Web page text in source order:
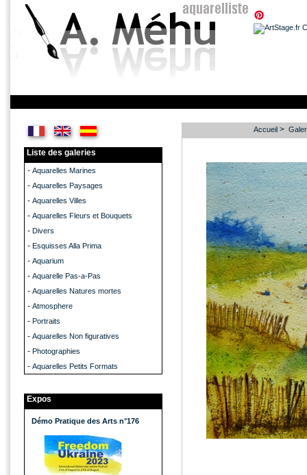
Liste des galeries
- Aquarelles Marines
- Aquarelles Paysages
- Aquarelles Villes
- Aquarelles Fleurs et Bouquets
- Divers
- Esquisses Alla Prima
- Aquarium
- Aquarelle Pas-a-Pas
- Aquarelles Natures mortes
- Atmosphere
- Portraits
- Aquarelles Non figuratives
- Photographies
- Aquarelles Petits Formats
Expos
Démo Pratique des Arts n°176
Accueil >